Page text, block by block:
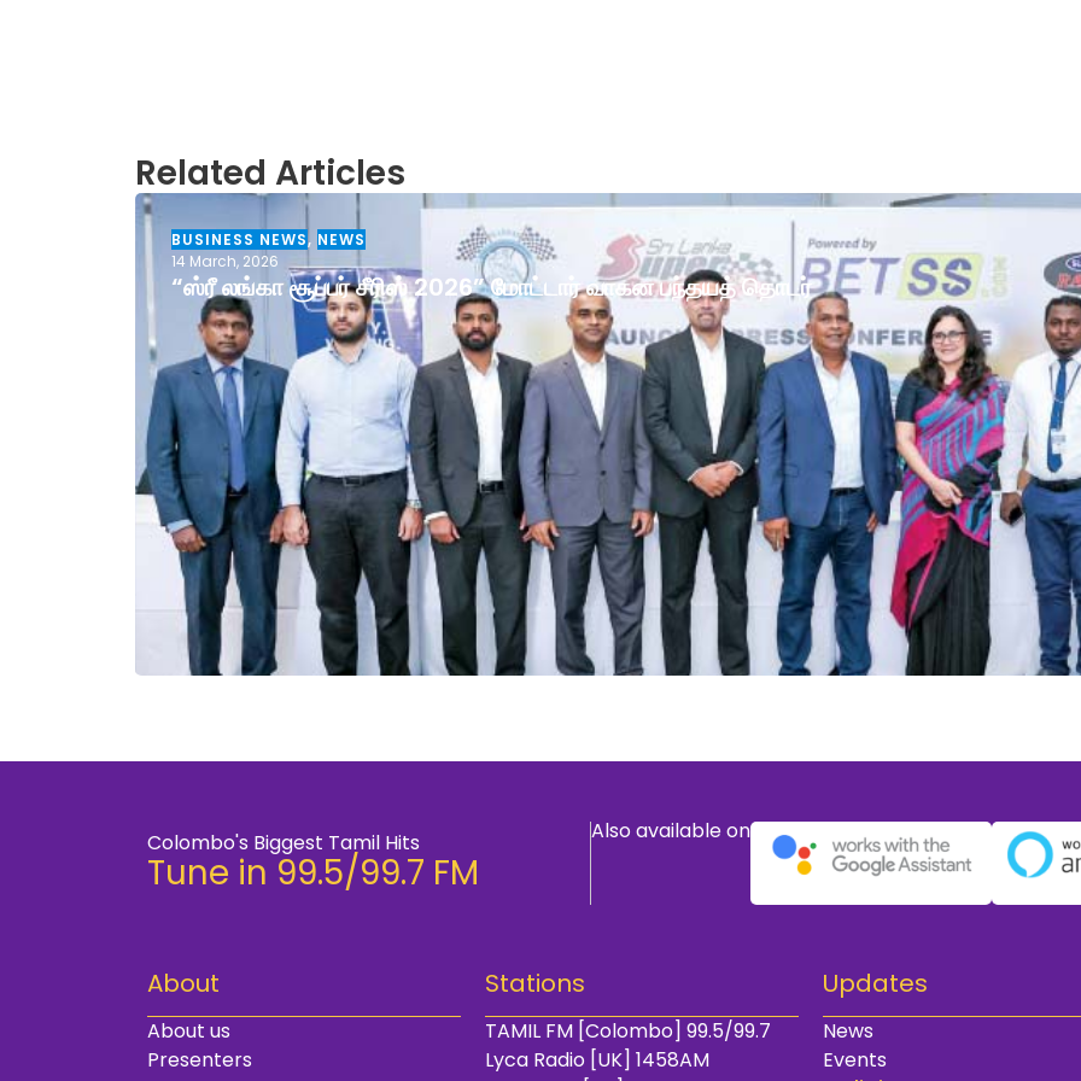
Related Articles
BUSINESS NEWS, NEWS
14 March, 2026
“ஸ்ரீ லங்கா சூப்பர் சீரிஸ் 2026” மோட்டார் வாகன பந்தயத் தொடர்
Colombo's Biggest Tamil Hits
Tune in 99.5/99.7 FM
Also available on
About
About us
Presenters
Stations
TAMIL FM [Colombo] 99.5/99.7
Lyca Radio [UK] 1458AM
Updates
News
Events